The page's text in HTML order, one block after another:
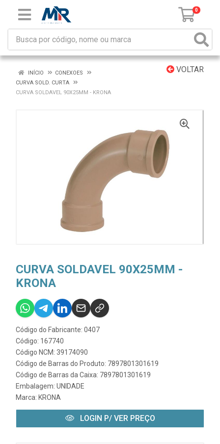
0
VOLTAR
INÍCIO
CONEXOES
CURVA SOLD. CURTA
CURVA SOLDAVEL 90X25MM - KRONA
CURVA SOLDAVEL 90X25MM -
KRONA
Código do Fabricante: 0407
Código: 167740
Código NCM: 39174090
Código de Barras do Produto: 7897801301619
Código de Barras da Caixa: 7897801301619
Embalagem: UNIDADE
Marca: KRONA
LOGIN P/ VER PREÇO